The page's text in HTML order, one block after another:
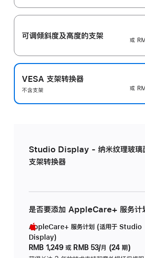
可调倾斜度及高‍度的支‍架
或
VESA 支架转换器
不含支架
或
Studio Display - 纳米纹理玻璃
支架转换器
是否要添加 AppleCare+ 服务计
AppleCare+ 服务计划 (适用于 Studio
Display)
RMB 1,249 或 RMB 53/月 (24 期)